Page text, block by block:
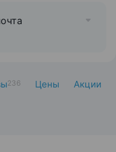
236 Цены Акции